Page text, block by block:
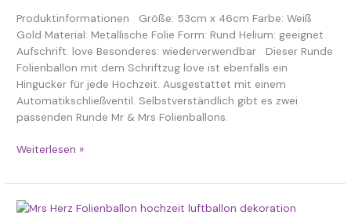
Produktinformationen Größe: 53cm x 46cm Farbe: Weiß
Gold Material: Metallische Folie Form: Rund Helium: geeignet
Aufschrift: love Besonderes: wiederverwendbar Dieser Runde
Folienballon mit dem Schriftzug love ist ebenfalls ein
Hingucker für jede Hochzeit. Ausgestattet mit einem
Automatikschließventil. Selbstverständlich gibt es zwei
passenden Runde Mr & Mrs Folienballons.
Weiterlesen »
Mrs